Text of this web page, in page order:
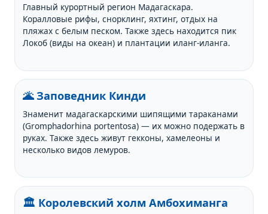
Главный курортный регион Мадагаскара.
Коралловые рифы, снорклинг, яхтинг, отдых на
пляжах с белым песком. Также здесь находится пик
Локоб (виды на океан) и плантации иланг-иланга.
🌋 Заповедник Кинди
Знаменит мадагаскарскими шипящими тараканами
(Gromphadorhina portentosa) — их можно подержать в
руках. Также здесь живут гекконы, хамелеоны и
несколько видов лемуров.
🏛️ Королевский холм Амбохиманга